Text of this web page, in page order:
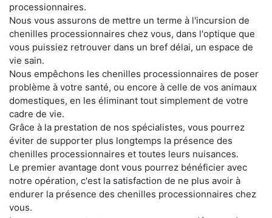
processionnaires.
Nous vous assurons de mettre un terme à l'incursion de
chenilles processionnaires chez vous, dans l'optique que
vous puissiez retrouver dans un bref délai, un espace de
vie sain.
Nous empêchons les chenilles processionnaires de poser
problème à votre santé, ou encore à celle de vos animaux
domestiques, en les éliminant tout simplement de votre
cadre de vie.
Grâce à la prestation de nos spécialistes, vous pourrez
éviter de supporter plus longtemps la présence des
chenilles processionnaires et toutes leurs nuisances.
Le premier avantage dont vous pourrez bénéficier avec
notre opération, c'est la satisfaction de ne plus avoir à
endurer la présence des chenilles processionnaires chez
vous.